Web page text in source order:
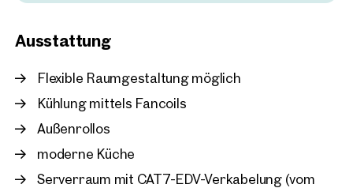
Ausstattung
Flexible Raumgestaltung möglich
Kühlung mittels Fancoils
Außenrollos
moderne Küche
Serverraum mit CAT7-EDV-Verkabelung (vom
ca. 337 m² Nutzfläche